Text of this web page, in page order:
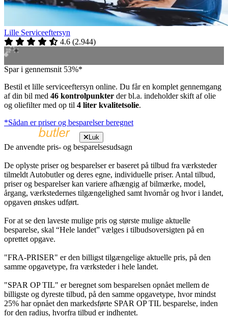
Lille Serviceeftersyn
4.6 (2.944)
Spar i gennemsnit 53%*
Bestil et lille serviceeftersyn online. Du får en komplet gennemgang
af din bil med 46 kontrolpunkter der bl.a. indeholder skift af olie
og oliefilter med op til 4 liter kvalitetsolie.
*Sådan er priser og besparelser beregnet
Luk
De anvendte pris- og besparelsesudsagn
De oplyste priser og besparelser er baseret på tilbud fra værksteder
tilmeldt Autobutler og deres egne, individuelle priser. Antal tilbud,
priser og besparelser kan variere afhængig af bilmærke, model,
årgang, værkstedernes tilgængelighed samt hvornår og hvor i landet,
opgaven ønskes udført.
For at se den laveste mulige pris og største mulige aktuelle
besparelse, skal “Hele landet” vælges i tilbudsoversigten på en
oprettet opgave.
"FRA-PRISER" er den billigst tilgængelige aktuelle pris, på den
samme opgavetype, fra værksteder i hele landet.
"SPAR OP TIL" er beregnet som besparelsen opnået mellem de
billigste og dyreste tilbud, på den samme opgavetype, hvor mindst
25% har opnået den markedsførte SPAR OP TIL besparelse, inden
for den radius, hvorfra tilbud er indhentet.